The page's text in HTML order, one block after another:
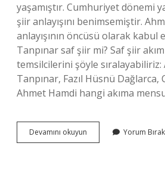
yaşamıştır. Cumhuriyet dönemi
şiir anlayışını benimsemiştir.
anlayışının öncüsü olarak kabul
Tanpınar saf şiir mi? Saf şiir
temsilcilerini şöyle sıralayabiliriz:
Tanpınar, Fazıl Hüsnü Dağlarca,
Ahmet Hamdi hangi akıma
Devamını okuyun
Hamdi
Yorum Bırak